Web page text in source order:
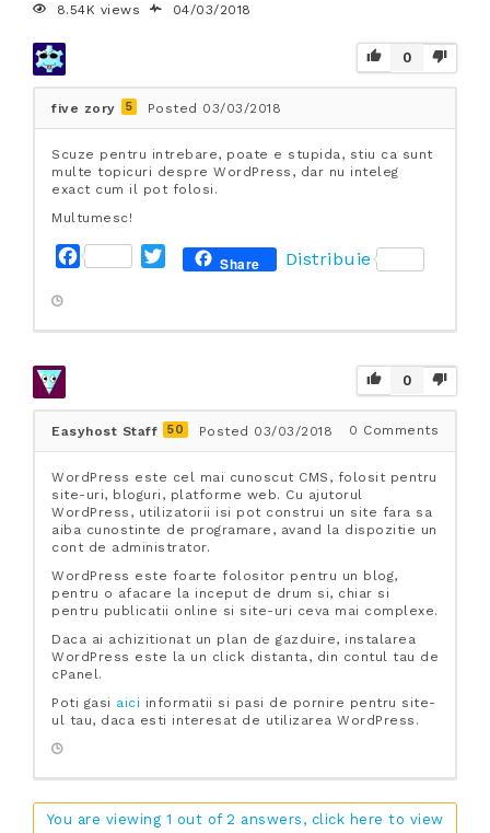
8.54K views 04/03/2018
0
five zory 5 Posted 03/03/2018
Scuze pentru intrebare, poate e stupida, stiu ca sunt
multe topicuri despre WordPress, dar nu inteleg
exact cum il pot folosi.
Multumesc!
F
e
k
t
Share Distribuie
0
Easyhost Staff 50 Posted 03/03/2018 0 Comments
WordPress este cel mai cunoscut CMS, folosit pentru
site-uri, bloguri, platforme web. Cu ajutorul
WordPress, utilizatorii isi pot construi un site fara sa
aiba cunostinte de programare, avand la dispozitie un
cont de administrator.
WordPress este foarte folositor pentru un blog,
pentru o afacare la inceput de drum si, chiar si
pentru publicatii online si site-uri ceva mai complexe.
Daca ai achizitionat un plan de gazduire, instalarea
WordPress este la un click distanta, din contul tau de
cPanel.
Poti gasi aici informatii si pasi de pornire pentru site-
ul tau, daca esti interesat de utilizarea WordPress.
You are viewing 1 out of 2 answers, click here to view